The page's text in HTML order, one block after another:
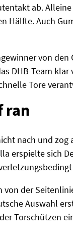
ab.
Hälfte. Auch
von
DHB-Team
Tore
ran
nach und
erspielte sich
von der
Auswahl
Torschützen